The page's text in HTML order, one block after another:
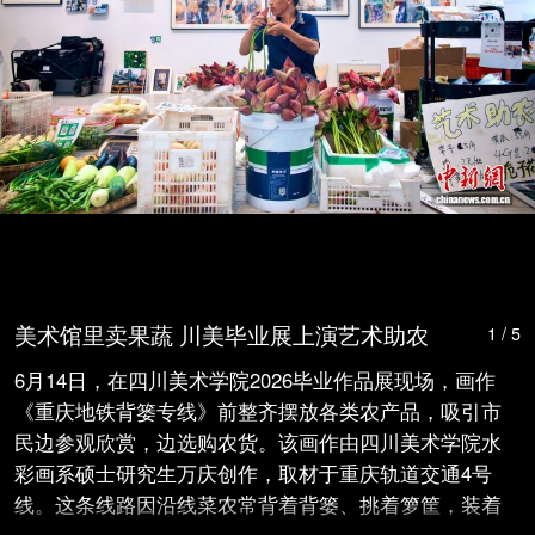
美术馆里卖果蔬 川美毕业展上演艺术助农 1 / 5
6月14日，在四川美术学院2026毕业作品展现场，画作
《重庆地铁背篓专线》前整齐摆放各类农产品，吸引市
民边参观欣赏，边选购农货。该画作由四川美术学院水
彩画系硕士研究生万庆创作，取材于重庆轨道交通4号
线。这条线路因沿线菜农常背着背篓、挑着箩筐，装着